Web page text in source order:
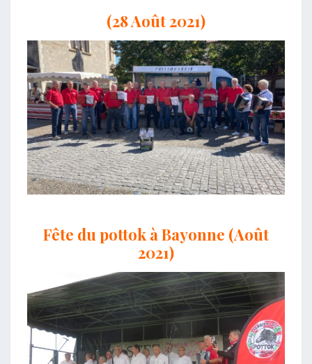
(28 Août 2021)
Fête du pottok à Bayonne (Août
2021)